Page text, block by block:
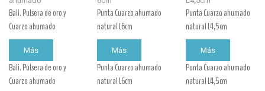
Bali. Pulsera de oro y
Cuarzo ahumado
Más
Bali. Pulsera de oro y
Cuarzo ahumado
Punta Cuarzo ahumado
natural L6cm
Más
Punta Cuarzo ahumado
natural L6cm
Punta Cuarzo ahumado
natural L4,5cm
Más
Punta Cuarzo ahumado
natural L4,5cm